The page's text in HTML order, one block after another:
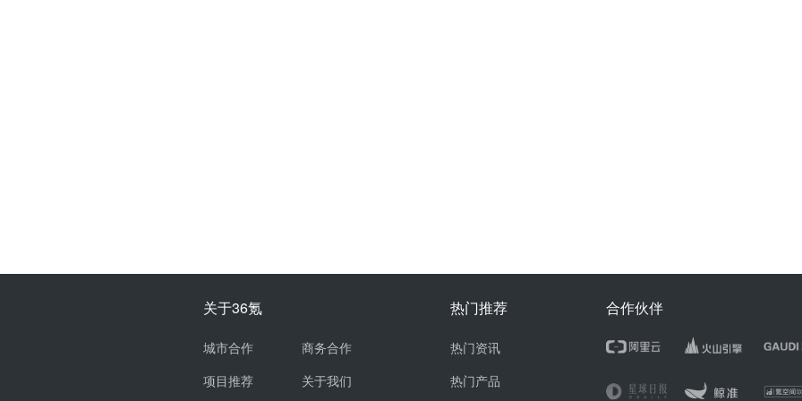
关于36氪
城市合作
项目推荐
商务合作
关于我们
热门推荐
热门资讯
热门产品
合作伙伴